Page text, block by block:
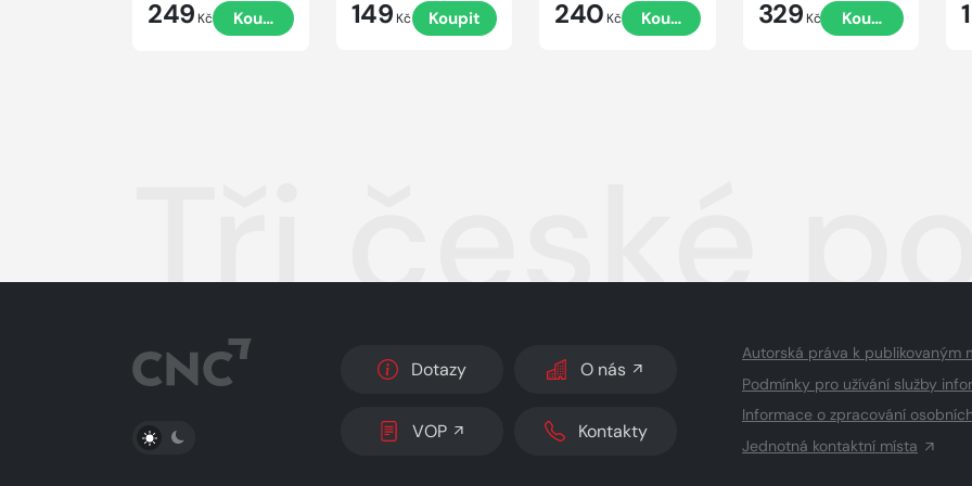
249 Kč Koupit 149 Kč Koupit 240 Kč Koupit 329 Kč Koupit
Tři české
PŘEPNOUT SVĚTLÝ/TMAVÝ REŽIM
Dotazy O nás
VOP Kontakty
Autorská práva k publikovaným
Podmínky pro užívání služby
Informace o zpracování
Jednotná kontaktní místa